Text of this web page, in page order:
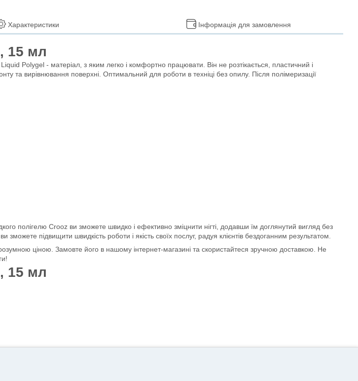
Характеристики Інформація для замовлення
15 мл
Polygel - матеріал, з яким легко і комфортно працювати. Він не розтікається, пластичний і
та вирівнювання поверхні. Оптимальний для роботи в техніці без опилу. Після полімеризації
полігелю Crooz ви зможете швидко і ефективно зміцнити нігті, додавши їм доглянутий вигляд без
підвищити швидкість роботи і якість своїх послуг, радуя клієнтів бездоганним результатом.
ціною. Замовте його в нашому інтернет-магазині та скористайтеся зручною доставкою. Не
15 мл